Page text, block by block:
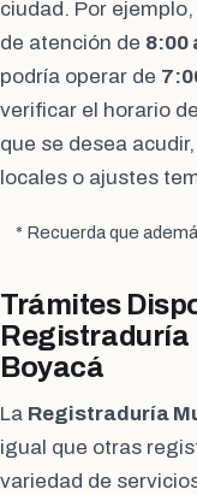
ciudad. Por
de atención de 8:00
podría operar de
verificar el horario
que se desea
locales o ajustes
* Recuerda que
Trámites
Registraduría
Boyacá
La Registraduría
igual que otras
variedad de